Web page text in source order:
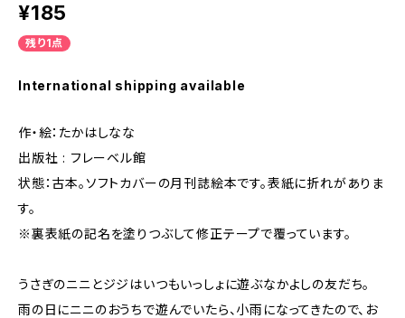
¥185
残り1点
International shipping available
作・絵：たかはしなな
出版社 : フレーベル館
状態：古本。ソフトカバーの月刊誌絵本です。表紙に折れがありま
す。
※裏表紙の記名を塗りつぶして修正テープで覆っています。
うさぎのニニとジジはいつもいっしょに遊ぶなかよしの友だち。
雨の日にニニのおうちで遊んでいたら、小雨になってきたので、お